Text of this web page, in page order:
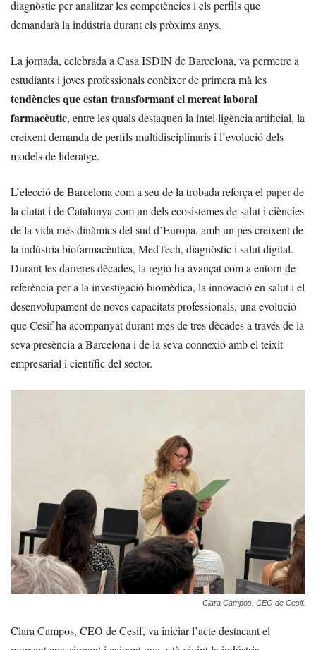
diagnòstic per analitzar les competències i els perfils que
demandarà la indústria durant els pròxims anys.
La jornada, celebrada a Casa ISDIN de Barcelona, va permetre a
estudiants i joves professionals conèixer de primera mà les
tendències que estan transformant el mercat laboral
farmacèutic, entre les quals destaquen la intel·ligència artificial, la
creixent demanda de perfils multidisciplinaris i l’evolució dels
models de lideratge.
L’elecció de Barcelona com a seu de la trobada reforça el paper de
la ciutat i de Catalunya com un dels ecosistemes de salut i ciències
de la vida més dinàmics del sud d’Europa, amb un pes creixent de
la indústria biofarmacèutica, MedTech, diagnòstic i salut digital.
Durant les darreres dècades, la regió ha avançat com a entorn de
referència per a la investigació biomèdica, la innovació en salut i el
desenvolupament de noves capacitats professionals, una evolució
que Cesif ha acompanyat durant més de tres dècades a través de la
seva presència a Barcelona i de la seva connexió amb el teixit
empresarial i científic del sector.
Clara Campos, CEO de Cesif.
Clara Campos, CEO de Cesif, va iniciar l’acte destacant el